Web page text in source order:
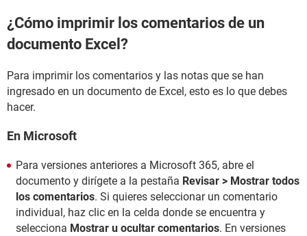
¿Cómo imprimir los comentarios de un
documento Excel?
Para imprimir los comentarios y las notas que se han
ingresado en un documento de Excel, esto es lo que debes
hacer.
En Microsoft
Para versiones anteriores a Microsoft 365, abre el
documento y dirígete a la pestaña Revisar > Mostrar todos
los comentarios. Si quieres seleccionar un comentario
individual, haz clic en la celda donde se encuentra y
selecciona Mostrar u ocultar comentarios. En versiones